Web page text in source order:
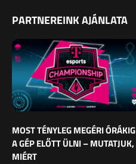
PARTNEREINK AJÁNLATA
MOST TÉNYLEG MEGÉRI ÓRÁKIG
A GÉP ELŐTT ÜLNI – MUTATJUK,
MIÉRT